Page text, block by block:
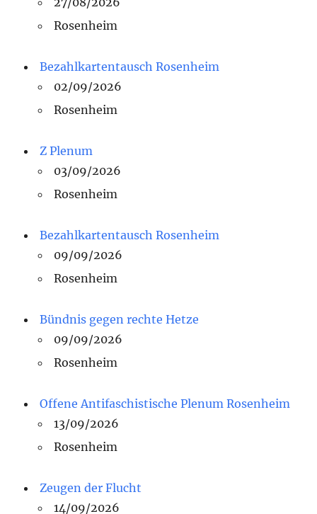
Rosenheim
Bezahlkartentausch Rosenheim
02/09/2026
Rosenheim
Z Plenum
03/09/2026
Rosenheim
Bezahlkartentausch Rosenheim
09/09/2026
Rosenheim
Bündnis gegen rechte Hetze
09/09/2026
Rosenheim
Offene Antifaschistische Plenum Rosenheim
13/09/2026
Rosenheim
Zeugen der Flucht
14/09/2026